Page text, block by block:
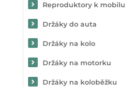
Reproduktory k mobilu
Držáky do auta
Držáky na kolo
Držáky na motorku
Držáky na koloběžku